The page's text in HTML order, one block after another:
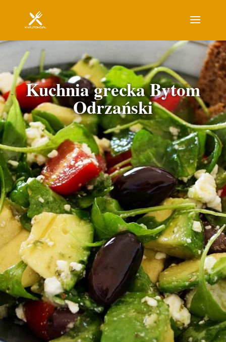
Kuchnia grecka Bytom
Odrzański